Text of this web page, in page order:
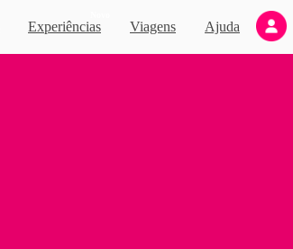
Experiências Viagens Ajuda